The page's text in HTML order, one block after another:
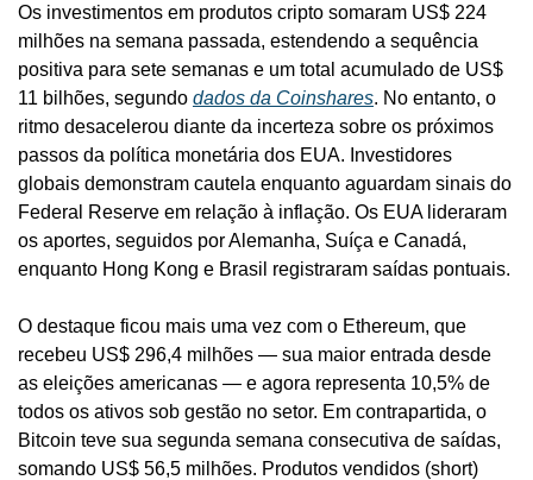
Os investimentos em produtos cripto somaram US$ 224
milhões na semana passada, estendendo a sequência
positiva para sete semanas e um total acumulado de US$
11 bilhões, segundo dados da Coinshares. No entanto, o
ritmo desacelerou diante da incerteza sobre os próximos
passos da política monetária dos EUA. Investidores
globais demonstram cautela enquanto aguardam sinais do
Federal Reserve em relação à inflação. Os EUA lideraram
os aportes, seguidos por Alemanha, Suíça e Canadá,
enquanto Hong Kong e Brasil registraram saídas pontuais.
O destaque ficou mais uma vez com o Ethereum, que
recebeu US$ 296,4 milhões — sua maior entrada desde
as eleições americanas — e agora representa 10,5% de
todos os ativos sob gestão no setor. Em contrapartida, o
Bitcoin teve sua segunda semana consecutiva de saídas,
somando US$ 56,5 milhões. Produtos vendidos (short)